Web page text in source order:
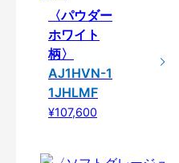
〈パウダー
ホワイト
柄〉
AJ1HVN-1
1JHLMF
¥107,600